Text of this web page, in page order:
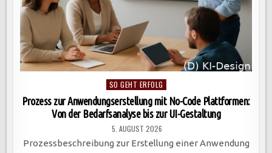
Posted
in
SO GEHT ERFOLG
Prozess zur Anwendungserstellung mit No-Code Plattformen:
Von der Bedarfsanalyse bis zur UI-Gestaltung
5. AUGUST 2026
Prozessbeschreibung zur Erstellung einer Anwendung